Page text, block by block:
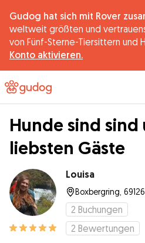
Gudog hat sich mit Rover
weltweit größten und
von Fünf-Sterne-Tiersittern und
Konto aktivieren.
Hunde sind sind
liebsten Gäste
Louisa
Boxbergring,
2 Buchungen
2 Bewertungen